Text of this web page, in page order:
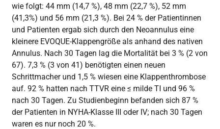
wie folgt: 44 mm (14,7 %), 48 mm (22,7 %), 52 mm
(41,3%) und 56 mm (21,3 %). Bei 24 % der Patientinnen
und Patienten ergab sich durch den Neoannulus eine
kleinere EVOQUE-Klappengröße als anhand des nativen
Annulus. Nach 30 Tagen lag die Mortalität bei 3 % (2 von
67). 7,3 % (3 von 41) benötigten einen neuen
Schrittmacher und 1,5 % wiesen eine Klappenthrombose
auf. 92 % hatten nach TTVR eine ≤ milde TI und 96 %
nach 30 Tagen. Zu Studienbeginn befanden sich 87 %
der Patienten in NYHA-Klasse III oder IV; nach 30 Tagen
waren es nur noch 20 %.